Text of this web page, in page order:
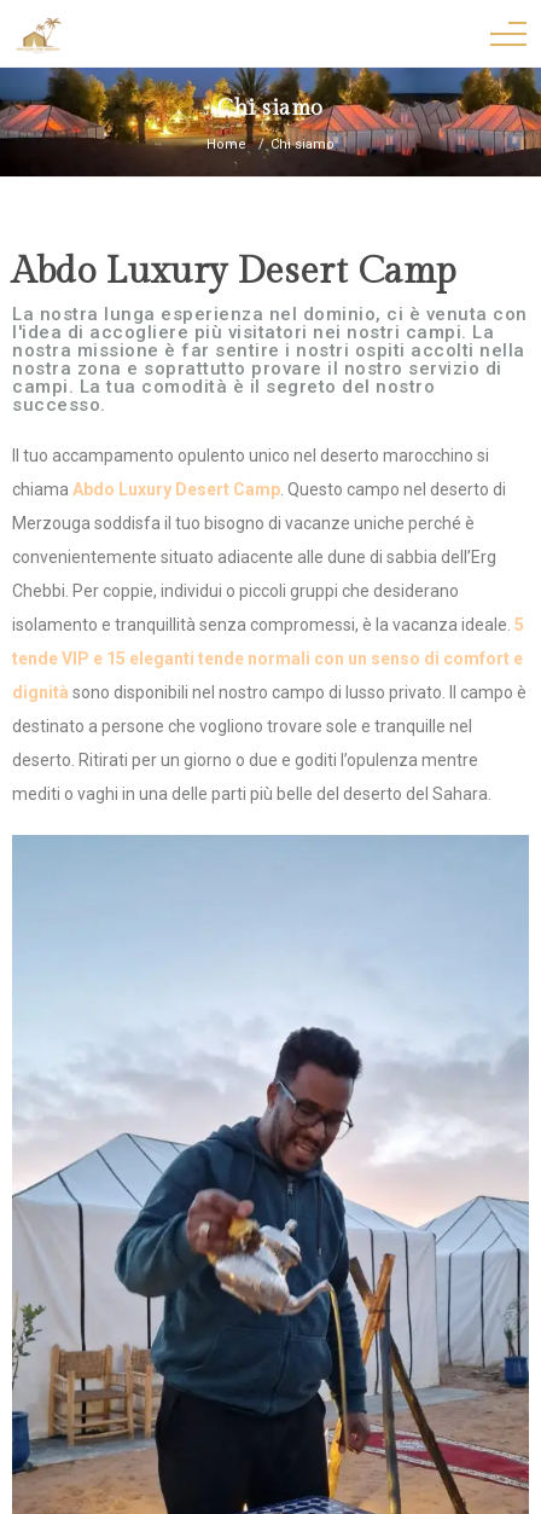
Chi siamo
Home Chi siamo
Abdo Luxury Desert Camp
La nostra lunga esperienza nel dominio, ci è venuta con
l'idea di accogliere più visitatori nei nostri campi. La
nostra missione è far sentire i nostri ospiti accolti nella
nostra zona e soprattutto provare il nostro servizio di
campi. La tua comodità è il segreto del nostro
successo.
Il tuo accampamento opulento unico nel deserto marocchino si
chiama Abdo Luxury Desert Camp . Questo campo nel deserto di
Merzouga soddisfa il tuo bisogno di vacanze uniche perché è
convenientemente situato adiacente alle dune di sabbia dell’Erg
Chebbi. Per coppie, individui o piccoli gruppi che desiderano
isolamento e tranquillità senza compromessi, è la vacanza ideale. 5
tende VIP e 15 eleganti tende normali con un senso di comfort e
dignità sono disponibili nel nostro campo di lusso privato. Il campo è
destinato a persone che vogliono trovare sole e tranquille nel
deserto. Ritirati per un giorno o due e goditi l’opulenza mentre
mediti o vaghi in una delle parti più belle del deserto del Sahara.